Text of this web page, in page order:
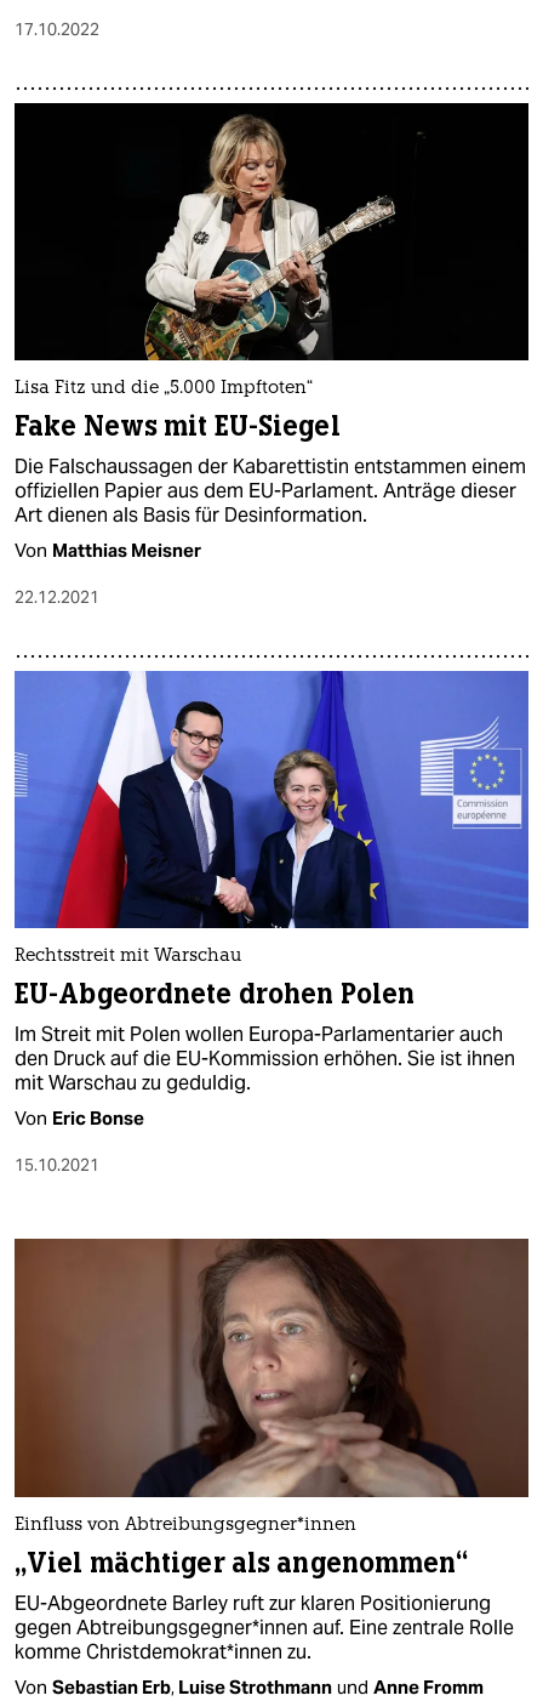
17.10.2022
Lisa Fitz und die „5.000 Impftoten“
Fake News mit EU-Siegel
Die Falschaussagen der Kabarettistin entstammen einem
offiziellen Papier aus dem EU-Parlament. Anträge dieser
Art dienen als Basis für Desinformation.
Von Matthias Meisner
22.12.2021
Rechtsstreit mit Warschau
EU-Abgeordnete drohen Polen
Im Streit mit Polen wollen Europa-Parlamentarier auch
den Druck auf die EU-Kommission erhöhen. Sie ist ihnen
mit Warschau zu geduldig.
Von Eric Bonse
15.10.2021
Einfluss von Ab­trei­bungs­geg­ne­r*in­nen
„Viel mächtiger als angenommen“
EU-Abgeordnete Barley ruft zur klaren Positionierung
gegen Ab­trei­bungs­geg­ne­r*in­nen auf. Eine zentrale Rolle
komme Christ­de­mo­kra­t*in­nen zu.
Von Sebastian Erb, Luise Strothmann und Anne Fromm